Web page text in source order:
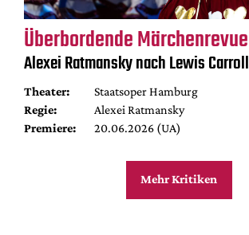
Überbordende Märchenrevue
Alexei Ratmansky nach Lewis
Theater:
Staatsoper Hamburg
Regie:
Alexei Ratmansky
Premiere:
20.06.2026 (UA)
Mehr Kritiken